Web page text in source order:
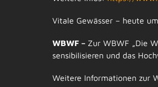
Vitale Gewässer – heute
WBWF – Zur WBWF „Die
sensibilisieren und das
Weitere Informationen zur